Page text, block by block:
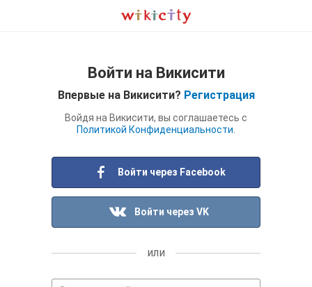
Войти на Викисити
Впервые на Викисити? Регистрация
Войдя на Викисити, вы соглашаетесь с
Политикой Конфиденциальности
Войти через Facebook
Войти через VK
или